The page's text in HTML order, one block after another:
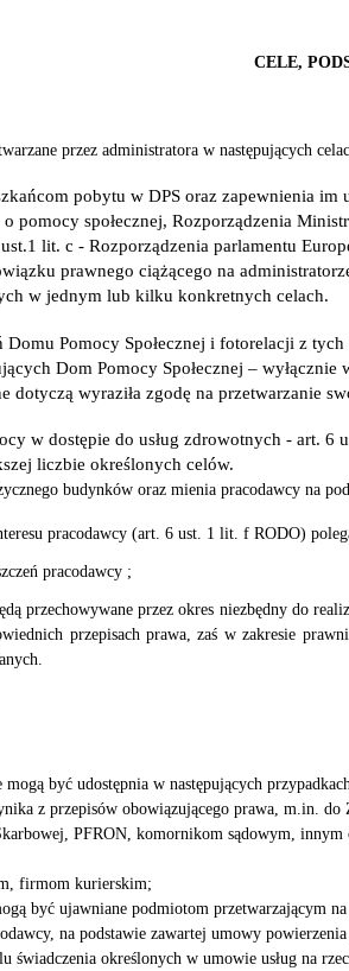
CELE,
przez administratora w następujących
pobytu w DPS oraz zapewnienia
o pomocy społecznej, Rozporządzenia
lit. c - Rozporządzenia parlamentu
prawnego ciążącego na
w jednym lub kilku konkretnych celach.
Domu Pomocy Społecznej i fotorelacji z
Dom Pomocy Społecznej –
dotyczą wyraziła zgodę na przetwarzanie
w dostępie do usług zdrowotnych - art. 6
liczbie określonych celów.
budynków oraz mienia pracodawcy na
pracodawcy (art. 6 ust. 1 lit. f RODO)
pracodawcy ;
przechowywane przezokres niezbędny do
przepisach prawa, zaś w zakresie
mogą być udostępnia w następujących
z przepisów obowiązującego prawa, m.in. do
PFRON, komornikom sądowym, innym
firmom kurierskim;
być ujawniane podmiotom przetwarzającym na
na podstawie zawartej umowy
świadczenia określonych w umowie usług na